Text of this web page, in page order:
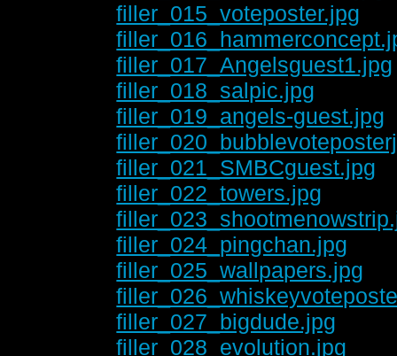
filler_015_voteposter.jpg
filler_017_Angelsguest1.jpg
filler_018_salpic.jpg
filler_019_angels-guest.jpg
filler_021_SMBCguest.jpg
filler_022_towers.jpg
filler_024_pingchan.jpg
filler_025_wallpapers.jpg
filler_027_bigdude.jpg
filler_028_evolution.jpg